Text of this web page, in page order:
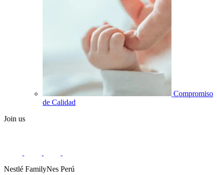
Compromiso
de Calidad
Join us
Nestlé FamilyNes Perú